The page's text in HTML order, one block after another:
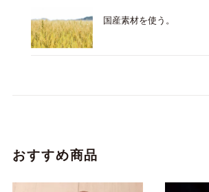
国産素材を使う。
おすすめ商品